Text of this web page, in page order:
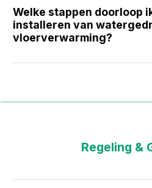
Welke stappen doorloop
installeren van
vloerverwarming?
Regeling &